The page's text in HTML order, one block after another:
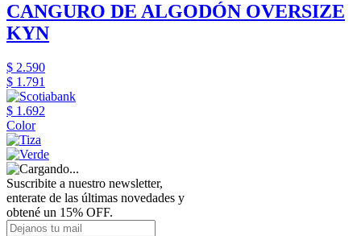
CANGURO DE ALGODÓN OVERSIZE
KYN
$ 2.590
$ 1.791
$ 1.692
Color
Suscribite a nuestro newsletter,
enterate de las últimas novedades y
obtené un 15% OFF.